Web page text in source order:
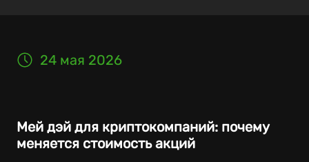
24 мая 2026
Мей дэй для криптокомпаний: почему
меняется стоимость акций